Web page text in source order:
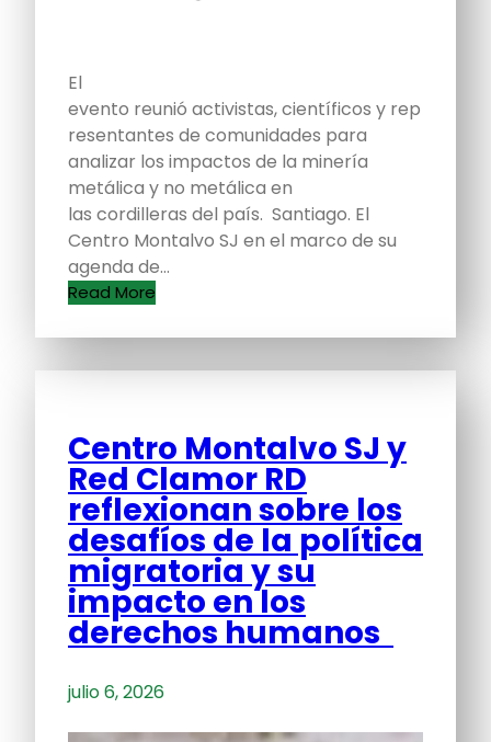
El
evento reunió activistas, científicos y rep
resentantes de comunidades para
analizar los impactos de la minería
metálica y no metálica en
las cordilleras del país. Santiago. El
Centro Montalvo SJ en el marco de su
agenda de…
Read More
Centro Montalvo SJ y
Red Clamor RD
reflexionan sobre los
desafíos de la política
migratoria y su
impacto en los
derechos humanos
julio 6, 2026